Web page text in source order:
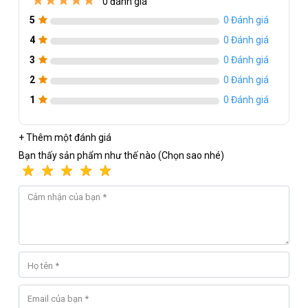
ra mượt mà và nhanh chóng hơn.
dẫn và chính sách bảo hành tốt, là sự lựa chọn tuyệt vời cho
những ai đang tìm kiếm một sản phẩm CPU đáp ứng được nhu
cầu sử dụng cao cấp của mình.
5
0 Đánh giá
4
0 Đánh giá
3
0 Đánh giá
2
0 Đánh giá
1
0 Đánh giá
+ Thêm một đánh giá
Bạn thấy sản phẩm như thế nào (Chọn sao nhé)